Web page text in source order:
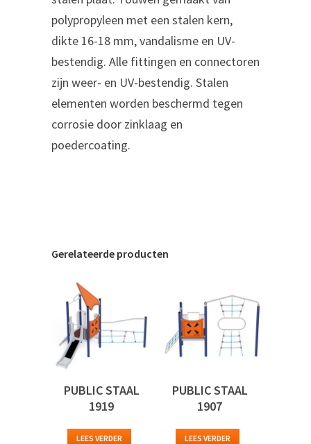
polypropyleen met een stalen kern,
dikte 16-18 mm, vandalisme en UV-
bestendig. Alle fittingen en connectoren
zijn weer- en UV-bestendig. Stalen
elementen worden beschermd tegen
corrosie door zinklaag en
poedercoating.
Gerelateerde producten
PUBLIC STAAL
1919
LEES VERDER
PUBLIC STAAL
1907
LEES VERDER